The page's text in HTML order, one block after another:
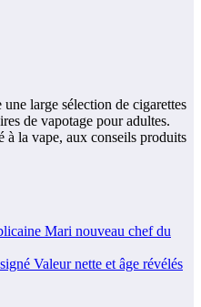
large sélection de cigarettes
de vapotage pour adultes.
à la vape, aux conseils produits
Mari nouveau chef du
Valeur nette et âge révélés